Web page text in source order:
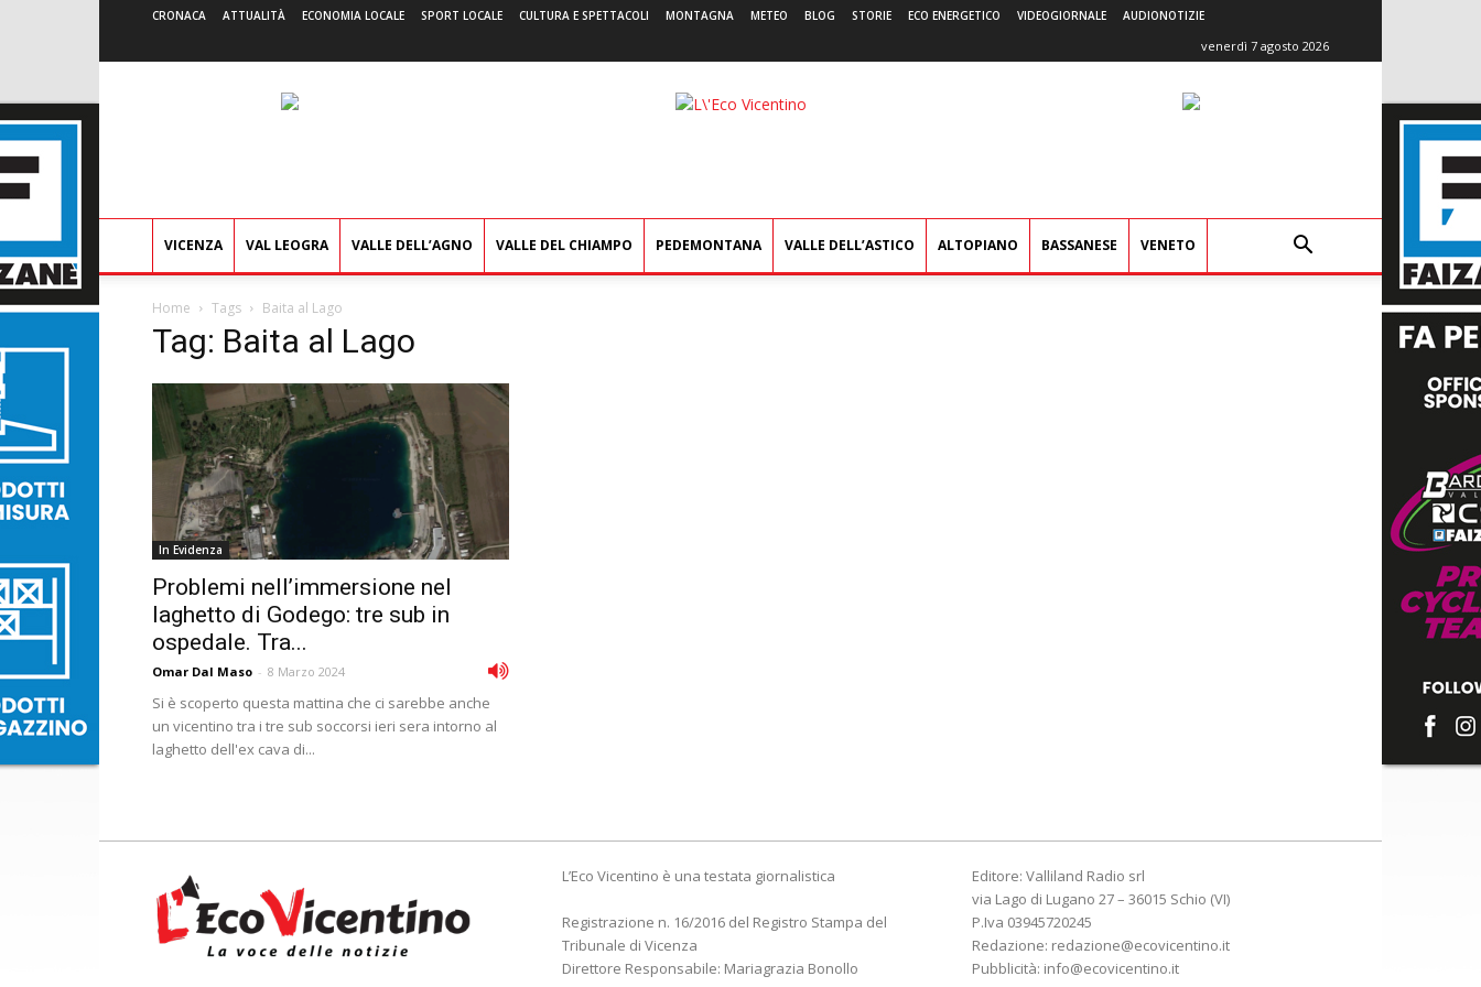
CRONACA ATTUALITÀ ECONOMIA LOCALE SPORT LOCALE CULTURA E SPETTACOLI MONTAGNA METEO BLOG STORIE ECO ENERGETICO VIDEOGIORNALE AUDIONOTIZIE
venerdì 7 agosto 2026
L'Eco
VICENZA VAL LEOGRA VALLE DELL’AGNO VALLE DEL CHIAMPO PEDEMONTANA VALLE DELL’ASTICO ALTOPIANO BASSANESE VENETO
Home Tags Baita al Lago
Tag: Baita al Lago
In Evidenza
Problemi nell’immersione nel
laghetto di Godego: tre sub in
ospedale. Tra...
Omar Dal Maso - 8 Marzo 2024
Si è scoperto questa mattina che ci sarebbe anche
un vicentino tra i tre sub soccorsi ieri sera intorno al
laghetto dell'ex cava di...
L’Eco Vicentino è una testata giornalistica
Registrazione n. 16/2016 del Registro Stampa del
Tribunale di Vicenza
Direttore Responsabile: Mariagrazia Bonollo
Editore: Valliland Radio srl
via Lago di Lugano 27 – 36015 Schio (VI)
P.Iva 03945720245
Redazione: redazione@ecovicentino.it
Pubblicità: info@ecovicentino.it